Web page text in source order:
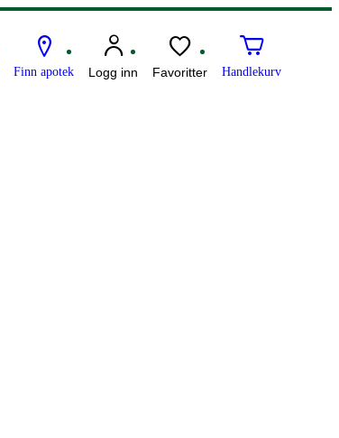
Finn apotek Logg inn Favoritter Handlekurv